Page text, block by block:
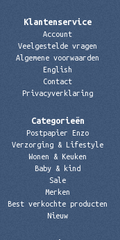
Klantenservice
Account
Veelgestelde vragen
Algemene voorwaarden
English
Contact
Privacyverklaring
Categorieën
Postpapier Enzo
Verzorging & Lifestyle
Wonen & Keuken
Baby & kind
Sale
Merken
Best verkochte producten
Nieuw